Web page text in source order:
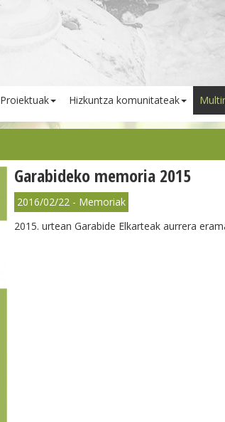
Proiektuak Hizkuntza komunitateak
Garabideko memoria 2015
2016/02/22 - Memoriak
2015. urtean Garabide Elkarteak aurrera